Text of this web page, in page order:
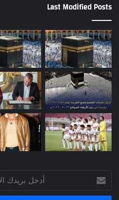
Last Modified Posts
بريدك
الإلكتروني